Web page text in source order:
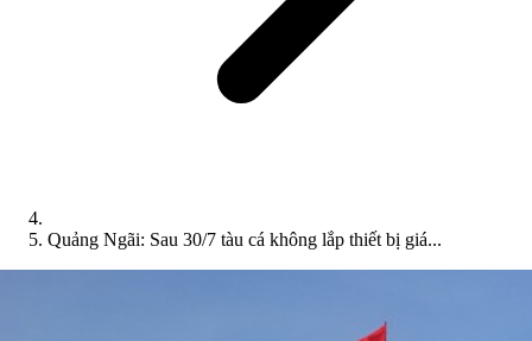
Quảng Ngãi: Sau 30/7 tàu cá không lắp thiết bị giá...